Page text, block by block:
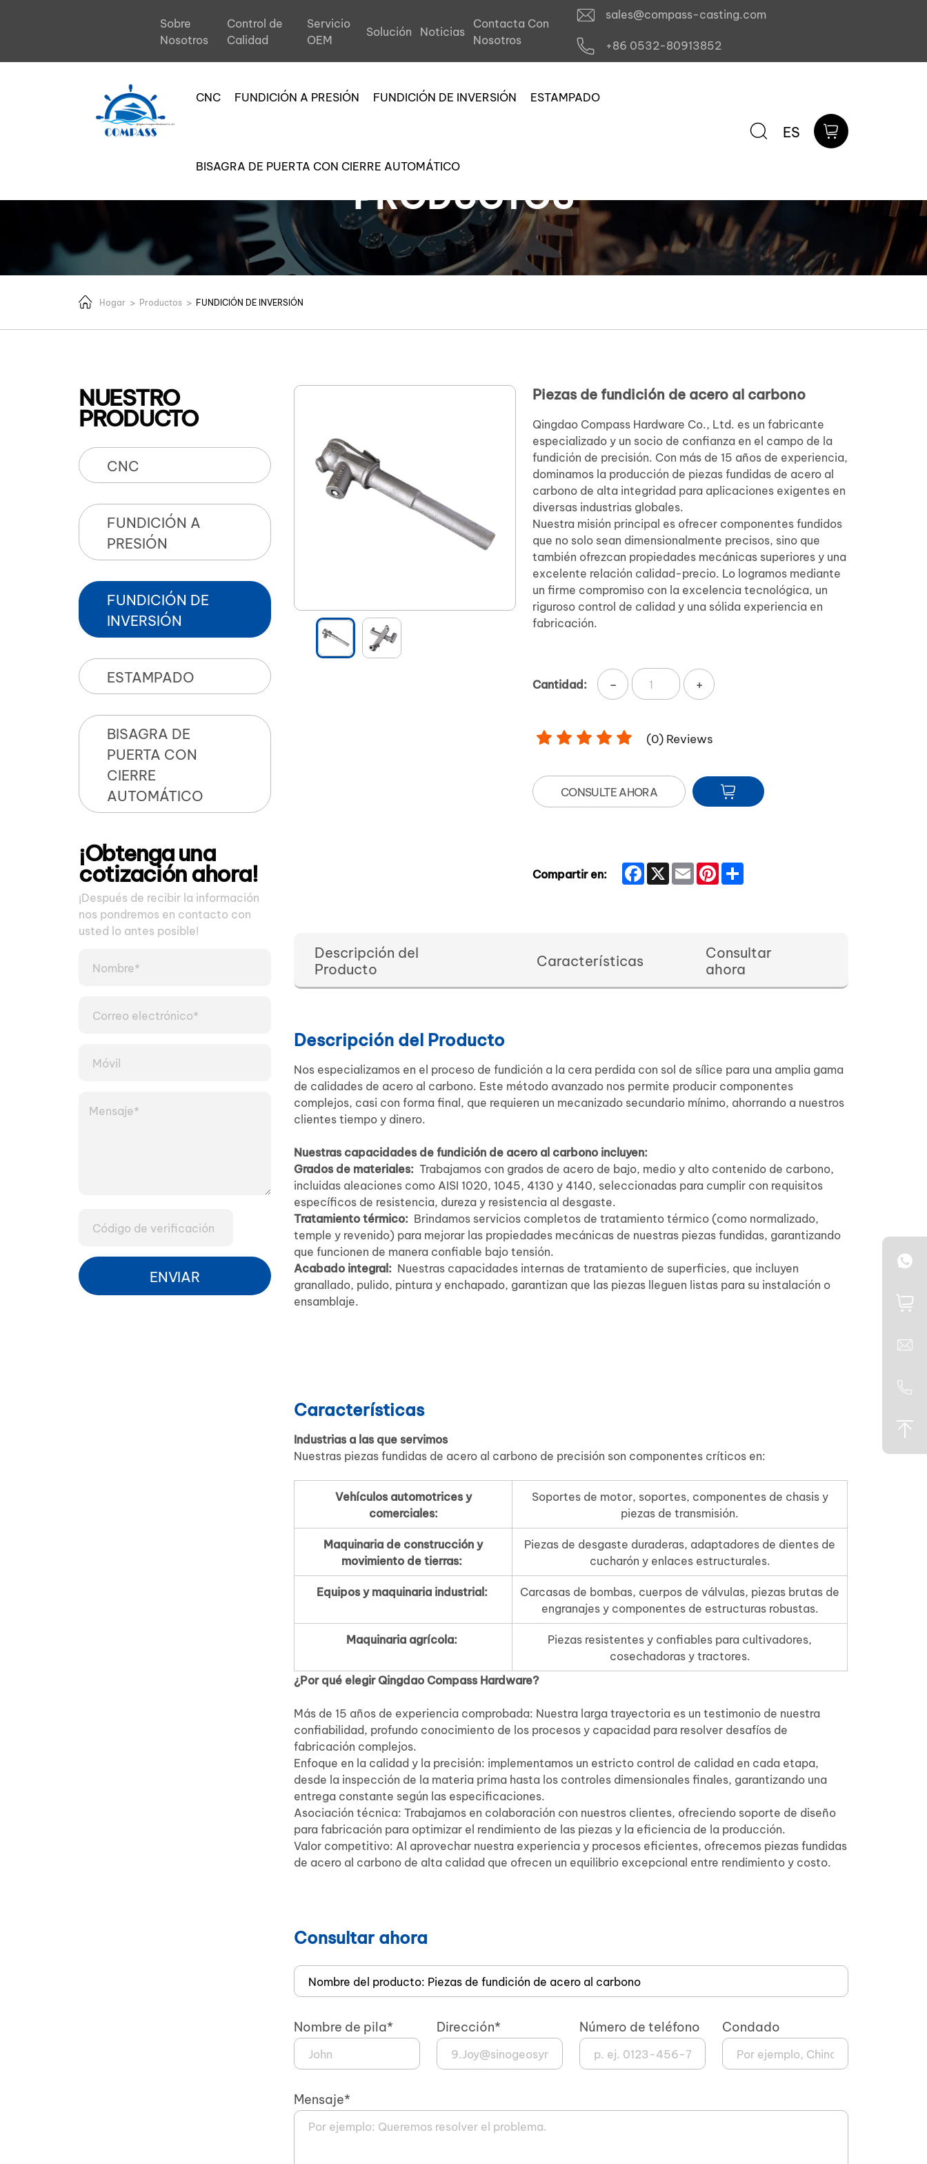
Sobre
Nosotros
Control de
Calidad
Servicio
OEM
Solución Noticias
Contacta Con
Nosotros
sales@compass-casting.com
+86 0532-80913852
CNC FUNDICIÓN A PRESIÓN FUNDICIÓN DE INVERSIÓN ESTAMPADO
BISAGRA DE PUERTA CON CIERRE AUTOMÁTICO
ES
fundición
PRODUCTOS
Hogar Productos FUNDICIÓN DE INVERSIÓN
NUESTRO
PRODUCTO
CNC
FUNDICIÓN A
PRESIÓN
FUNDICIÓN DE
INVERSIÓN
ESTAMPADO
BISAGRA DE
PUERTA CON
CIERRE
AUTOMÁTICO
¡Obtenga una
cotización ahora!
¡Después de recibir la información
nos pondremos en contacto con
usted lo antes posible!
ENVIAR
Piezas de fundición de acero al carbono
Qingdao Compass Hardware Co., Ltd. es un fabricante
especializado y un socio de confianza en el campo de la
fundición de precisión. Con más de 15 años de experiencia,
dominamos la producción de piezas fundidas de acero al
carbono de alta integridad para aplicaciones exigentes en
diversas industrias globales.
Nuestra misión principal es ofrecer componentes fundidos
que no solo sean dimensionalmente precisos, sino que
también ofrezcan propiedades mecánicas superiores y una
excelente relación calidad-precio. Lo logramos mediante
un firme compromiso con la excelencia tecnológica, un
riguroso control de calidad y una sólida experiencia en
fabricación.
Cantidad: - +
(0) Reviews
CONSULTE AHORA
Compartir en: Facebook
X EmailPinterest
Descripción del
Producto
Características
Consultar
ahora
Descripción del Producto
Nos especializamos en el proceso de fundición a la cera perdida con sol de sílice para una amplia gama
de calidades de acero al carbono. Este método avanzado nos permite producir componentes
complejos, casi con forma final, que requieren un mecanizado secundario mínimo, ahorrando a nuestros
clientes tiempo y dinero.
Nuestras capacidades de fundición de acero al carbono incluyen:
Grados de materiales: Trabajamos con grados de acero de bajo, medio y alto contenido de carbono,
incluidas aleaciones como AISI 1020, 1045, 4130 y 4140, seleccionadas para cumplir con requisitos
específicos de resistencia, dureza y resistencia al desgaste.
Tratamiento térmico: Brindamos servicios completos de tratamiento térmico (como normalizado,
temple y revenido) para mejorar las propiedades mecánicas de nuestras piezas fundidas, garantizando
que funcionen de manera confiable bajo tensión.
Acabado integral: Nuestras capacidades internas de tratamiento de superficies, que incluyen
granallado, pulido, pintura y enchapado, garantizan que las piezas lleguen listas para su instalación o
ensamblaje.
Características
Industrias a las que servimos
Nuestras piezas fundidas de acero al carbono de precisión son componentes críticos en:
Vehículos automotrices y
comerciales:
Soportes de motor, soportes, componentes de chasis y
piezas de transmisión.
Maquinaria de construcción y
movimiento de tierras:
Piezas de desgaste duraderas, adaptadores de dientes de
cucharón y enlaces estructurales.
Equipos y maquinaria industrial:
Carcasas de bombas, cuerpos de válvulas, piezas brutas de
engranajes y componentes de estructuras robustas.
Maquinaria agrícola:
Piezas resistentes y confiables para cultivadores,
cosechadoras y tractores.
¿Por qué elegir Qingdao Compass Hardware?
Más de 15 años de experiencia comprobada: Nuestra larga trayectoria es un testimonio de nuestra
confiabilidad, profundo conocimiento de los procesos y capacidad para resolver desafíos de
fabricación complejos.
Enfoque en la calidad y la precisión: implementamos un estricto control de calidad en cada etapa,
desde la inspección de la materia prima hasta los controles dimensionales finales, garantizando una
entrega constante según las especificaciones.
Asociación técnica: Trabajamos en colaboración con nuestros clientes, ofreciendo soporte de diseño
para fabricación para optimizar el rendimiento de las piezas y la eficiencia de la producción.
Valor competitivo: Al aprovechar nuestra experiencia y procesos eficientes, ofrecemos piezas fundidas
de acero al carbono de alta calidad que ofrecen un equilibrio excepcional entre rendimiento y costo.
Consultar ahora
Nombre de pila* Dirección* Número de teléfono Condado
Mensaje*